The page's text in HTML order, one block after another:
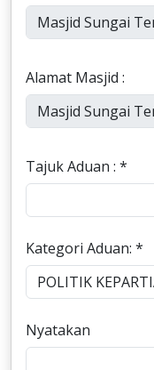
Alamat Masjid :
Tajuk Aduan : *
Kategori Aduan: *
Nyatakan